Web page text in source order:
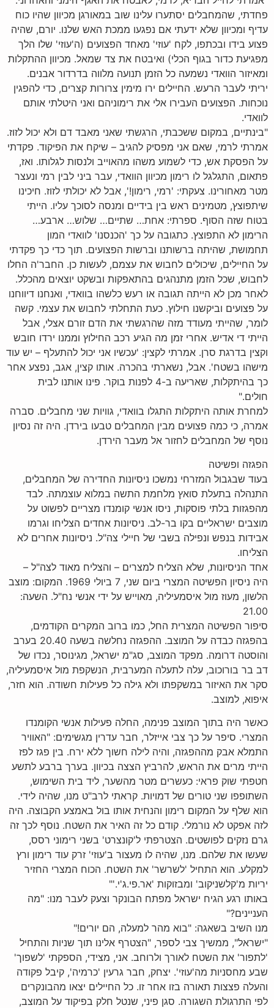
פחדתי, שהמחבלים יסתערו עלינו שוב במאורגן מכיוון שהיו כוח
עדיף ומכיוון שלא ידעתי אם נפגעו ממכת האש שלנו. יורם, שהיה
פצוע בידו ובכתפו, לקח 'עוזי' מאחד הפצועים (ה'עוזי' שלו הלך
מפגיעת כדור בגוף הכלי) ואיבטח את צד שמאל. מכיוון ההתקלות
ומאיזור הוואדי נשמעה כל הזמן תנועה מלווה בדרדור אבנים.
יריתי לעבר הרעש. החיילים ירו מימין צרורות קצרים, כדי להפגין
נוכחות. הפצועים העבירו אלי את רימוניהם ואני היטלתי אותם
לוואדי.
"בינתיים, במקום ששכבתי, הרגשתי שאני מאבד דם ולא יכול לזוז.
אמרתי לרמי, שאם אני מפסיק להגיב – שיקח את הפיקוד. פקדתי
על הפסקת אש, כדי לשמוע משהו מהאוייב ולנסות לגלותו. ואז,
פתאום, התגלגל לו רימון מכיוון הוואדי, עבר ביני לבין רמי ונעצר
מטר מאחורינו. צעקתי: 'רמי, רימון!', אבל לא יכולתי לזוז. חיכינו
שיתפוצץ, מטמינים ראש בין בידיים ומנסה לסוכך עליו. הייתי
בטוח שזה הסוף. ספרתי: אחת… שתיים… שלוש… ארבע…
הרימון לא התפוצץ. כתגובה על כך 'הכנסנו' לוואדי המון
תחמושת, שהיתה ברשותנו וברשות הפצועים. תוך כדי כך פקדתי
על החיילים, שיכולים לחבוש את עצמם, לעשות כן. החבר'ה החלו
לחבוש, שכל הזמן מתנהגים בהתאפקות ובשקט יוצאים מהכלל.
לאחר מכן לא הייתה תגובה או רעש כלשהו בוואדי, ואנחנו דיווחנו
על פצועים וביקשנו חילוץ. כעת התחלתי לחבוש את עצמי. קשה
לומר, שהייתי מעודד מזה שהרגשתי את הדם זורם אצלי, אבל
הייתי די אדיש. אחרי זמן מה הגיע רכב החילוץ וממנו ירדו חובש
וקצין בדרגת סרן. אמרתי לקצין: 'עכשיו אני יכול להתעלף – יש עוד
מישהו בשטח'. אבל, נשארתי בהכרה. אותו קצין, אגב, נפצע אחר
כך בהיתקלות, שאריעה ב-4 לפנות בוקר. פינו אותנו לבית
חולים."
למחרת אותה היתקלות התגלו בוואדי, גוויות שני מחבלים. סברה
אמרה, כי כמה פצועים מבין המחבלים טבעו בירדן. היה זה נסיון
נוסף של המחבלים לחזור אל מעבר הירדן.
הפגזה ופשיטה
בעוד שבגבול המזרחי נמשכו ניסיונות החדירה של המחבלים,
התנהלה בתעלת סואץ מלחמת התשה במלוא עוצמתה. לבד
מהפגזות בלתי פוסקות, ניסו אנשי קומנדו מצריים לפשוט על
מוצבים ישראליים בקו בר-לב. ניסיונות אחדים הצליחו וגרמו
אבידות בנפש ונפילה בשבי של חיילי צה"ל. ניסיונות אחרים לא
הצליחו.
אחד הניסיונות, שלא הצליח למצרים – והצליח מאוד לצה"ל –
היה ניסיון הפשיטה המצרי ביום שני, 7 ביולי 1969. המקום: מוצב
הלשון, מעוז מול איסמעיליה, מאוייש על ידי אנשי נח"ל. השעה:
21.00
סיפור הפשיטה המצרית החל, כמו ברוב המקרים הקודמים,
בהפגזה כבדה על המוצב. ההפגזה נחלשה בשעה 20.40 בערב
והוסטה דרומה. מפקד המוצב, סג"מ ישראל, מגינוסר, נכדו של
דב בר בורוכוב, עלה לתעלה המערבית, הנשקפת מול איסמעיליה,
סקר את האיזור במשקפתו ולא גילה כל פעילות חשודה. הוא חזר,
איפוא, למוצב.
כאשר היה בתוך המוצב פנימה, החלה פעילות אנשי הקומנדו
המצרי. סיפר על כך צבי אייזלר, חבר עדרין מגשימים: "האוויר
התמלא אבק מההפגזה, והיה לילה חשוך ללא ירח. בין פגז לפז
הייתי מרים את הראש, להרביץ הצצה בכיוון. בערך ברבע לתשע
חטפתי שוק פראי: כעשרים מטר מהשער, ליד בית השימוש,
השתופפו שני טורים של דמויות. קראתי לרב"ט מנו, שהיה לידי.
הוא שלף על המקום רימון והנחית אותו בול באמצע הקבוצה. היה
לזה אפקט לא נורמלי. קודם כל זה האיר את השטח. נוסף לכך זה
גרם נזקים לפושטים. הצטרפתי ל'קונצרט' בשני רימוני רסס,
שעשו את שלהם. מנו, שהיה לו מעצור ב'עוזי' זרק עוד רימון ורץ
למקלע. הוא התחיל 'לשרשר' את השטח. הכוח המצרי החזיר
יריות מ'קלשניקוב' ומבזוקות 'אר.פי.ג'י.'"
באותו רגע הגיח ישראל מפתח הבונקר וצעק לעבר מנו: "מה
העניינים?"
מנו השיב בשאגה: "בוא מהר למעלה, הם יורים!"
"ישראל", ממשיך צבי לספר, "הצטרף אלינו תוך שניות והתחיל
'לתפור' את השטח לאורך ולרוחב. אני, מצידי, הספקתי 'לשפוך'
שבע מחסניות מה'עוזי'. יצחק, חבר גרעין 'כרמיה', קיבל פקודה
והעלה פצצות תאורה בזו אחר זו. כל החיילים יצאו מהבונקרים
לפי התרגולת השגורה. סגן פיני, שנטל חלק בפיקוד על המוצב,